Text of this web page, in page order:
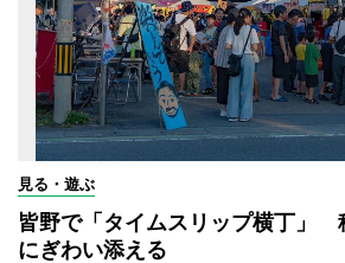
見る・遊ぶ
皆野で「タイムスリップ横丁」
にぎわい添える